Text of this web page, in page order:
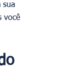
sua
você